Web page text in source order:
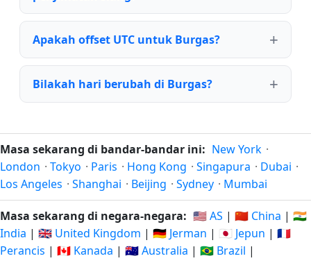
Apakah offset UTC untuk Burgas?
Bilakah hari berubah di Burgas?
Masa sekarang di bandar-bandar ini: New York ·
London · Tokyo · Paris · Hong Kong · Singapura · Dubai ·
Los Angeles · Shanghai · Beijing · Sydney · Mumbai
Masa sekarang di negara-negara: 🇺🇸 AS | 🇨🇳 China | 🇮🇳
India | 🇬🇧 United Kingdom | 🇩🇪 Jerman | 🇯🇵 Jepun | 🇫🇷
Perancis | 🇨🇦 Kanada | 🇦🇺 Australia | 🇧🇷 Brazil |